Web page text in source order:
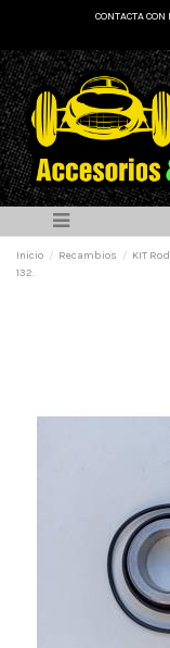
CONTACTA
Inicio Recambios
KIT
132.